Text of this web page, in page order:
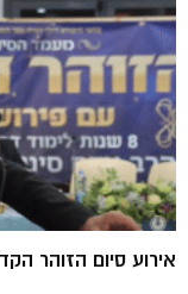
אירוע סיום הזוהר